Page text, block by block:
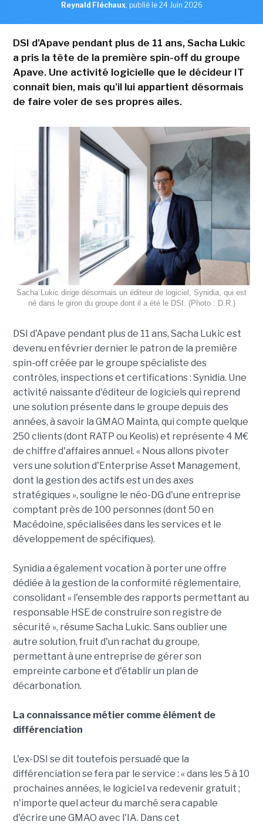
Reynald Fléchaux, publié le 24 Juin 2026
DSI d'Apave pendant plus de 11 ans, Sacha Lukic
a pris la tête de la première spin-off du groupe
Apave. Une activité logicielle que le décideur IT
connaît bien, mais qu'il lui appartient désormais
de faire voler de ses propres ailes.
Sacha Lukic dirige désormais un éditeur de logiciel, Synidia, qui est
né dans le giron du groupe dont il a été le DSI. (Photo : D.R.)
DSI d'Apave pendant plus de 11 ans, Sacha Lukic est
devenu en février dernier le patron de la première
spin-off créée par le groupe spécialiste des
contrôles, inspections et certifications : Synidia. Une
activité naissante d'éditeur de logiciels qui reprend
une solution présente dans le groupe depuis des
années, à savoir la GMAO Mainta, qui compte quelque
250 clients (dont RATP ou Keolis) et représente 4 M€
de chiffre d'affaires annuel. « Nous allons pivoter
vers une solution d'Enterprise Asset Management,
dont la gestion des actifs est un des axes
stratégiques », souligne le néo-DG d'une entreprise
comptant près de 100 personnes (dont 50 en
Macédoine, spécialisées dans les services et le
développement de spécifiques).
Synidia a également vocation à porter une offre
dédiée à la gestion de la conformité réglementaire,
consolidant « l'ensemble des rapports permettant au
responsable HSE de construire son registre de
sécurité », résume Sacha Lukic. Sans oublier une
autre solution, fruit d'un rachat du groupe,
permettant à une entreprise de gérer son
empreinte carbone et d'établir un plan de
décarbonation.
La connaissance métier comme élément de
différenciation
L'ex-DSI se dit toutefois persuadé que la
différenciation se fera par le service : « dans les 5 à 10
prochaines années, le logiciel va redevenir gratuit ;
n'importe quel acteur du marché sera capable
d'écrire une GMAO avec l'IA. Dans cet